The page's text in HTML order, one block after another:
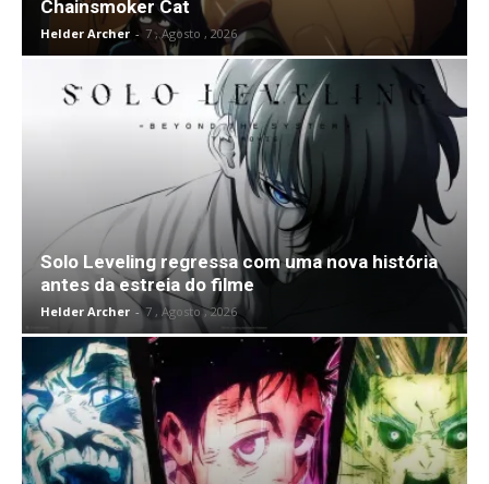
Chainsmoker Cat
Helder Archer - 7 , Agosto , 2026
Solo Leveling regressa com uma nova história
antes da estreia do filme
Helder Archer - 7 , Agosto , 2026